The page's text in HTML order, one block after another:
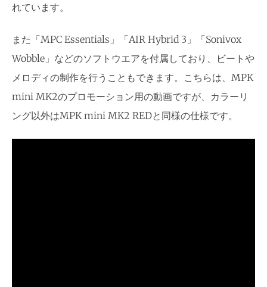
れています。
また「MPC Essentials」「AIR Hybrid 3」「Sonivox
Wobble」などのソフトウエアを付属しており、ビートや
メロディの制作を行うこともできます。こちらは、MPK
mini MK2のプロモーション用の動画ですが、カラーリ
ング以外はMPK mini MK2 REDと同様の仕様です。